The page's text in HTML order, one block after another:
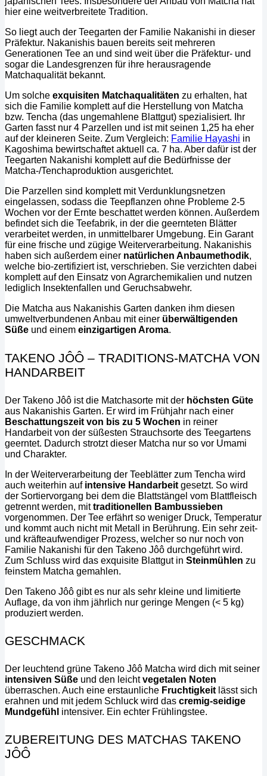
hier eine weitverbreitete Tradition.
So liegt auch der Teegarten der Familie Nakanishi in dieser
Präfektur. Nakanishis bauen bereits seit mehreren
Generationen Tee an und sind weit über die Präfektur- und
sogar die Landesgrenzen für ihre herausragende
Matchaqualität bekannt.
Um solche exquisiten Matchaqualitäten zu erhalten, hat
sich die Familie komplett auf die Herstellung von Matcha
bzw. Tencha (das ungemahlene Blattgut) spezialisiert. Ihr
Garten fasst nur 4 Parzellen und ist mit seinen 1,25 ha eher
auf der kleineren Seite. Zum Vergleich: Familie Hayashi in
Kagoshima bewirtschaftet aktuell ca. 7 ha. Aber dafür ist der
Teegarten Nakanishi komplett auf die Bedürfnisse der
Matcha-/Tenchaproduktion ausgerichtet.
Die Parzellen sind komplett mit Verdunklungsnetzen
eingelassen, sodass die Teepflanzen ohne Probleme 2-5
Wochen vor der Ernte beschattet werden können. Außerdem
befindet sich die Teefabrik, in der die geernteten Blätter
verarbeitet werden, in unmittelbarer Umgebung. Ein Garant
für eine frische und zügige Weiterverarbeitung. Nakanishis
haben sich außerdem einer natürlichen Anbaumethodik,
welche bio-zertifiziert ist, verschrieben. Sie verzichten dabei
komplett auf den Einsatz von Agrarchemikalien und nutzen
lediglich Insektenfallen und Geruchsabwehr.
Die Matcha aus Nakanishis Garten danken ihm diesen
umweltverbundenen Anbau mit einer überwältigenden
Süße und einem einzigartigen Aroma.
TAKENO JÔÔ – TRADITIONS-MATCHA VON
HANDARBEIT
Der Takeno Jôô ist die Matchasorte mit der höchsten Güte
aus Nakanishis Garten. Er wird im Frühjahr nach einer
Beschattungszeit von bis zu 5 Wochen in reiner
Handarbeit von der süßesten Strauchsorte des Teegartens
geerntet. Dadurch strotzt dieser Matcha nur so vor Umami
und Charakter.
In der Weiterverarbeitung der Teeblätter zum Tencha wird
auch weiterhin auf intensive Handarbeit gesetzt. So wird
der Sortiervorgang bei dem die Blattstängel vom Blattfleisch
getrennt werden, mittraditionellen Bambussieben
vorgenommen. Der Tee erfährt so weniger Druck, Temperatur
und kommt auch nicht mit Metall in Berührung. Ein sehr zeit-
und kräfteaufwendiger Prozess, welcher so nur noch von
Familie Nakanishi für den Takeno Jôô durchgeführt wird.
Zum Schluss wird das exquisite Blattgut in Steinmühlen zu
feinstem Matcha gemahlen.
Den Takeno Jôô gibt es nur als sehr kleine und limitierte
Auflage, da von ihm jährlich nur geringe Mengen (< 5 kg)
produziert werden.
GESCHMACK
Der leuchtend grüne Takeno Jôô Matcha wird dich mit seiner
intensiven Süße und den leichtvegetalen Noten
überraschen. Auch eine erstaunliche Fruchtigkeit lässt sich
erahnen und mit jedem Schluck wird das cremig-seidige
Mundgefühl intensiver. Ein echter Frühlingstee.
ZUBEREITUNG DES MATCHAS TAKENO
JÔÔ